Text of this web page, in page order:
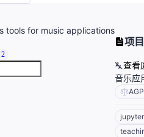
tools for music applications
2
项
查看
音乐应